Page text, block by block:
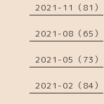
2021-11（81）
2021-08（65）
2021-05（73）
2021-02（84）